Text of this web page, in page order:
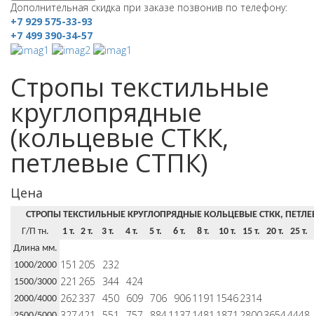
Дополнительная скидка при заказе позвонив по телефону:
+7 929 575-33-93
+7 499 390-34-57
Стропы текстильные
круглопрядные
(кольцевые СТКК,
петлевые СТПК)
Цена
СТРОПЫ ТЕКСТИЛЬНЫЕ КРУГЛОПРЯДНЫЕ КОЛЬЦЕВЫЕ СТКК,
Г/П тн.
1 т. 2 т. 3 т. 4 т. 5 т. 6 т. 8 т. 10 т. 15 т. 20 т.
25 т.
Длина мм.
1000/2000 151 205 232
1500/3000 221 265 344 424
2000/4000 262337 450 609 706 9061191 15462314